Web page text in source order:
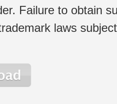
Failure to obtain
laws